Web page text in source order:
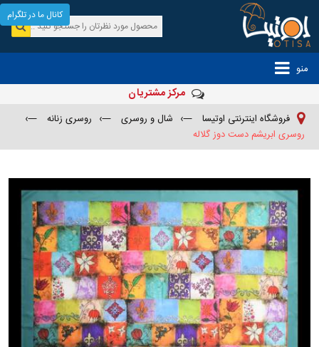
منو
مرکز مشتریان
فروشگاه اینترنتی اوتیسا —› شال و روسری —› روسری زنانه
—›
روسری ابریشم دست دوز گلاله
کانال ما در تلگرام